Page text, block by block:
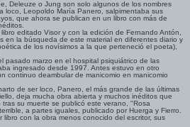
Deleuze o Jung son solo algunos de los nombres
loco, Leopoldo María Panero, salpimentaba sus
que ahora se publican en un libro con más de
editado Visor y con la edición de Fernando Antón,
en la búsqueda de este material en diferentes diario y
de los novísimos a la que perteneció el poeta),
pasado marzo en el hospital psiquiátrico de las
ingresado desde 1997. Antes estuvo en otro
continuo deambular de manicomio en manicomio
de ser loco, Panero, el más grande de las últimas
deja mucha obra abierta y muchos inéditos que
su muerte se publicó este verano, "Rosa
a partes iguales, publicado por Huerga y Fierro.
con la obra menos conocido del escritor, sus